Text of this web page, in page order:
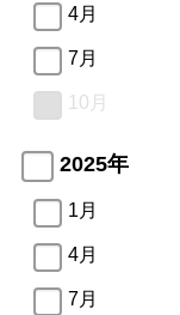
4月
7月
10月
2025年
1月
4月
7月